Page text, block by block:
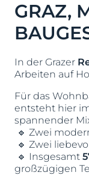
GRAZ,
In der Grazer
Arbeiten auf
Für das
entsteht hier
spannender
🔹 Zwei
🔹 Zwei
🔹 Insgesamt
großzügigen